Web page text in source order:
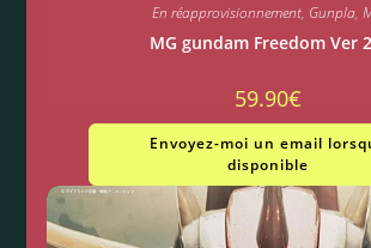
En réapprovisionnement, Gunpla,
MG gundam Freedom Ver
59.90€
Envoyez-moi un email
disponible